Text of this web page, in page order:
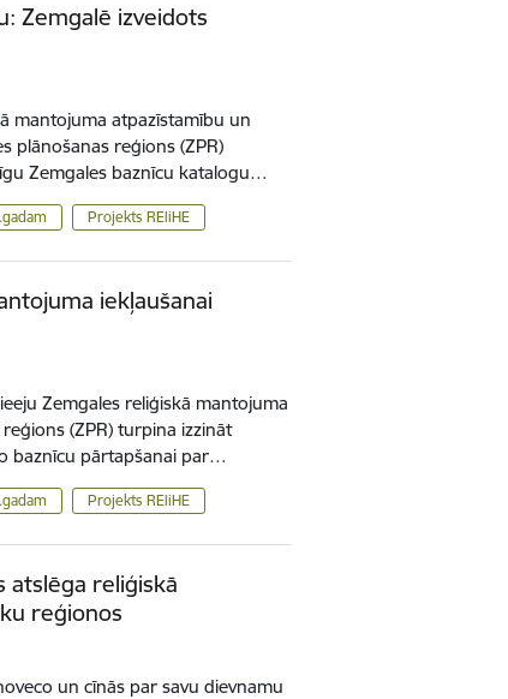
Zemgalē izveidots
mantojuma atpazīstamību un
plānošanas reģions (ZPR)
Zemgales baznīcu katalogu…
Projekts REliHE
iekļaušanai
Zemgales reliģiskā mantojuma
(ZPR) turpina izzināt
baznīcu pārtapšanai par…
Projekts REliHE
atslēga reliģiskā
reģionos
un cīnās par savu dievnamu